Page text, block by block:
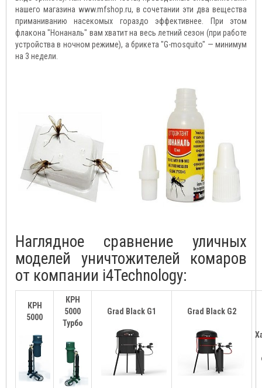
нашего магазина www.mfshop.ru, в сочетании эти два вещества
приманиванию насекомых гораздо эффективнее. При этом
флакона "Нонаналь" вам хватит на весь летний сезон (при работе
устройства в ночном режиме), а брикета "G-mosquito" — минимум
на 3 недели.
Наглядное сравнение уличных
моделей уничтожителей комаров
от компании i4Technology:
КРН
5000
КРН
5000
Турбо
Grad Black G1 Grad Black G2